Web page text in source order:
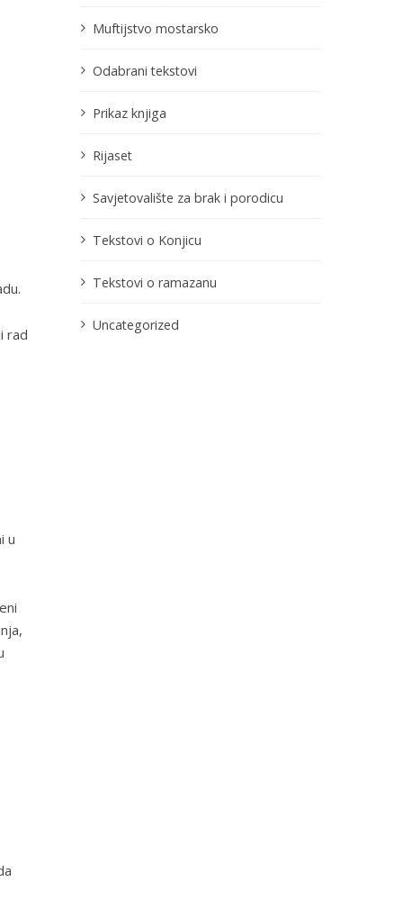
rad
u
Muftijstvo mostarsko
Odabrani tekstovi
Prikaz knjiga
Rijaset
Savjetovalište za brak i porodicu
Tekstovi o Konjicu
Tekstovi o ramazanu
Uncategorized